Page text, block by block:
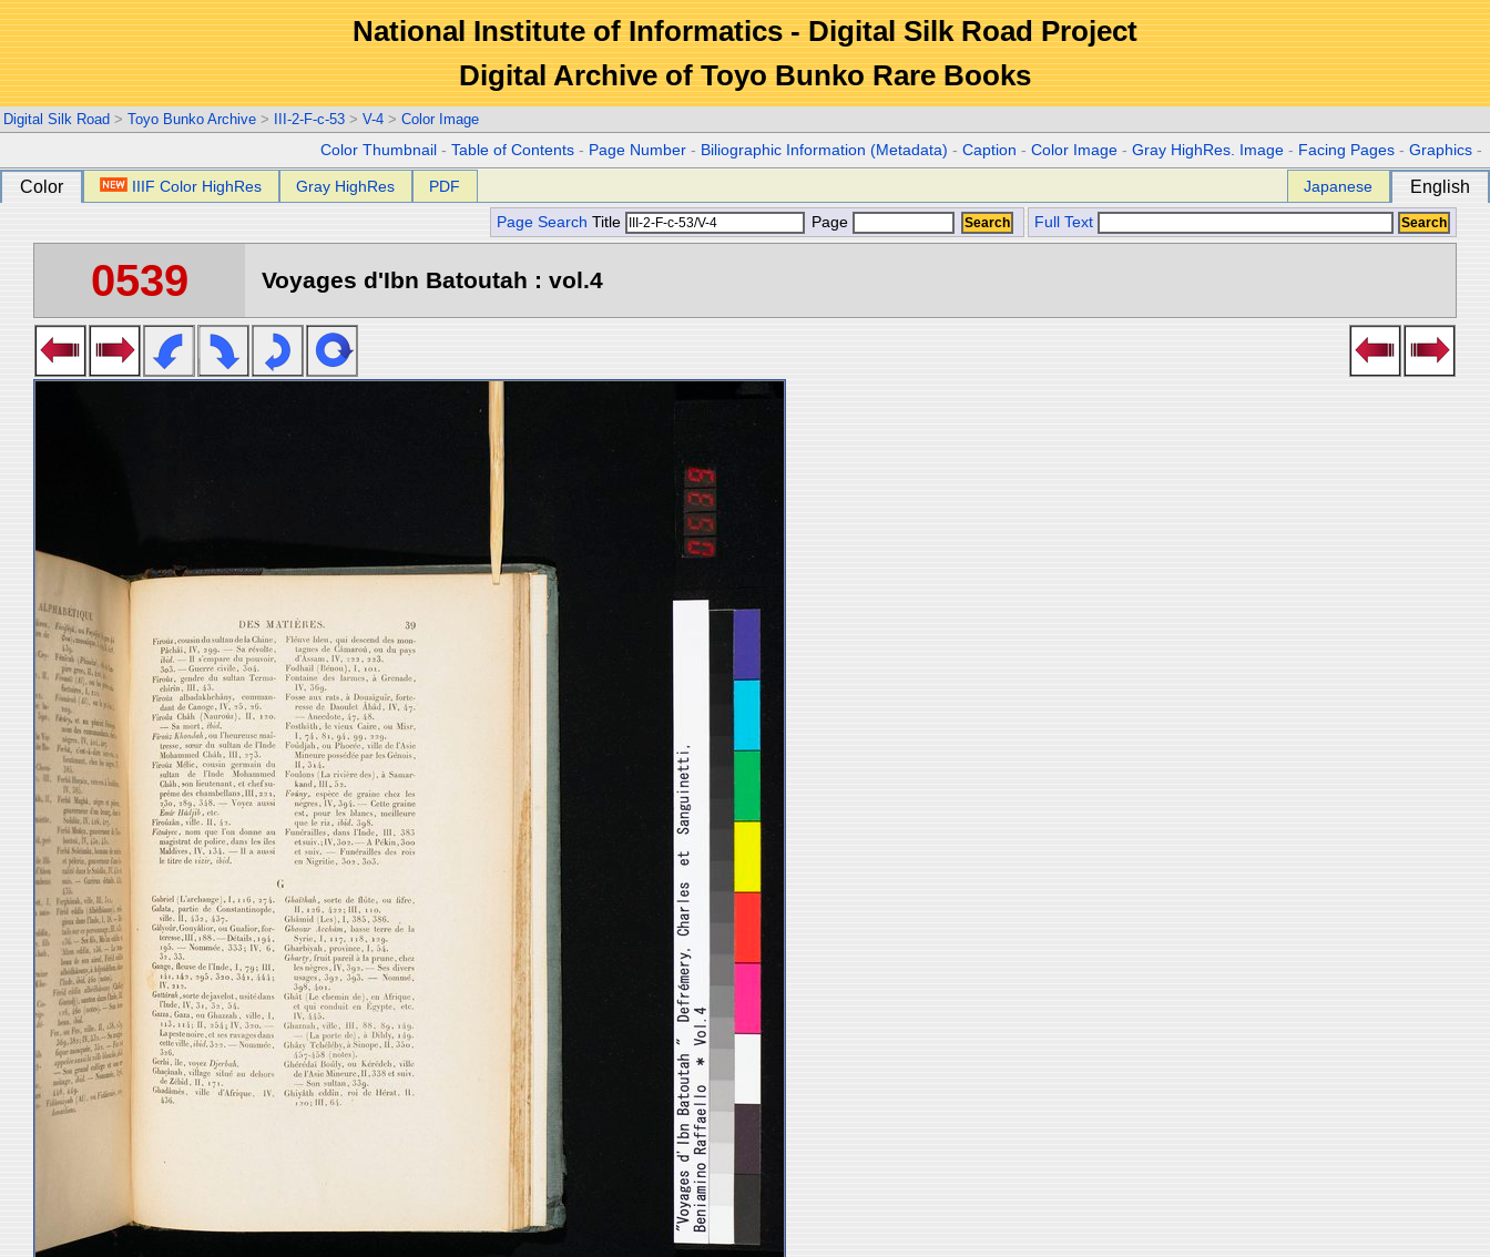
National Institute of Informatics - Digital Silk Road Project
Digital Archive of Toyo Bunko Rare Books
Digital Silk Road > Toyo Bunko Archive > III-2-F-c-53 > V-4 > Color Image
Color Thumbnail -Table of Contents - Page Number - Biliographic Information (Metadata) -Caption -Color Image -Gray HighRes. Image - Facing Pages -Graphics -
Color IIIF Color HighRes Gray HighRes PDF Japanese English
Page Search Title Page Full Text
0539 Voyages d'Ibn Batoutah : vol.4